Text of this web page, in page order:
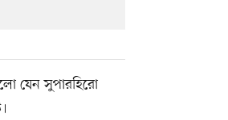
যেন সুপারহিরো